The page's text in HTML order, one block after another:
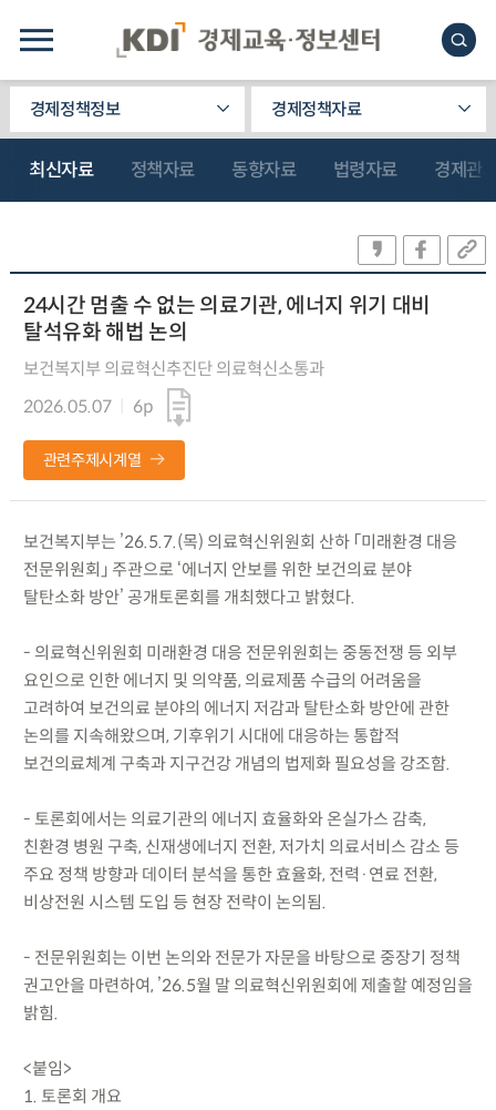
경제정책정보 경제정책자료
최신자료 정책자료 동향자료 법령자료 경제관
24시간 멈출 수 없는 의료기관, 에너지 위기 대비
탈석유화 해법 논의
보건복지부 의료혁신추진단 의료혁신소통과
2026.05.07
6p
관련주제시계열
보건복지부는 ’26.5.7.(목) 의료혁신위원회 산하 「미래환경 대응
전문위원회」 주관으로 ‘에너지 안보를 위한 보건의료 분야
탈탄소화 방안’ 공개토론회를 개최했다고 밝혔다.
- 의료혁신위원회 미래환경 대응 전문위원회는 중동전쟁 등 외부
요인으로 인한 에너지 및 의약품, 의료제품 수급의 어려움을
고려하여 보건의료 분야의 에너지 저감과 탈탄소화 방안에 관한
논의를 지속해왔으며, 기후위기 시대에 대응하는 통합적
보건의료체계 구축과 지구건강 개념의 법제화 필요성을 강조함.
- 토론회에서는 의료기관의 에너지 효율화와 온실가스 감축,
친환경 병원 구축, 신재생에너지 전환, 저가치 의료서비스 감소 등
주요 정책 방향과 데이터 분석을 통한 효율화, 전력·연료 전환,
비상전원 시스템 도입 등 현장 전략이 논의됨.
- 전문위원회는 이번 논의와 전문가 자문을 바탕으로 중장기 정책
권고안을 마련하여, ’26.5월 말 의료혁신위원회에 제출할 예정임을
밝힘.
<붙임>
1. 토론회 개요